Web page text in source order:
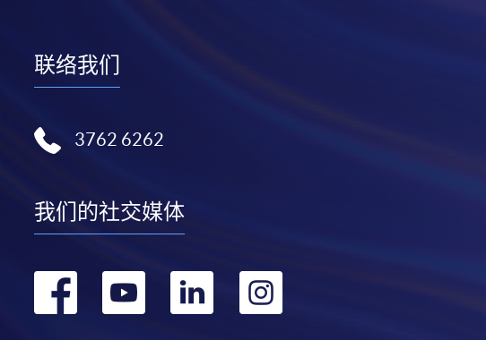
联络我们
3762 6262
我们的社交媒体
转 转 转 转